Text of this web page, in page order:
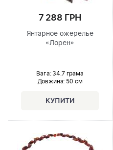
7 288 ГРН
Янтарное ожерелье
«Лорен»
Вага: 34.7 грама
Довжина: 50 см